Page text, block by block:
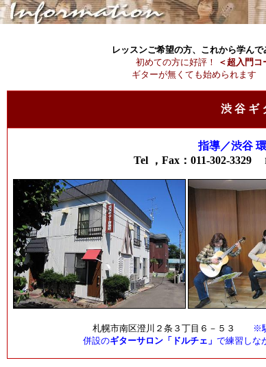
レッスンご希望の方、これから学ん
初めての方に好評！
＜超入門コ
ギターが無くても始められます
渋 谷 ギ
指導／渋谷 環
Tel ，Fax：011-302-3329
札幌市南区澄川２条３丁目６－５３ ※
併設のギターサロン「ドルチェ」 で練習しな